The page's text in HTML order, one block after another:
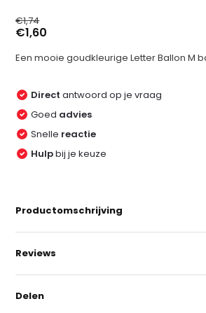
€1,74
€1,60
Een mooie goudkleurige Letter Ballon M
Direct antwoord op je vraag
Goed advies
Snelle reactie
Hulpbij je keuze
Productomschrijving
Reviews
Delen